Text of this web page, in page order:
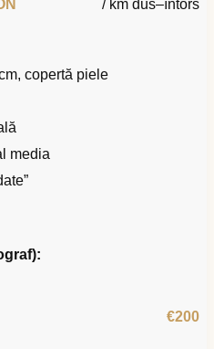
/ km dus–întors
copertă piele
media
€200